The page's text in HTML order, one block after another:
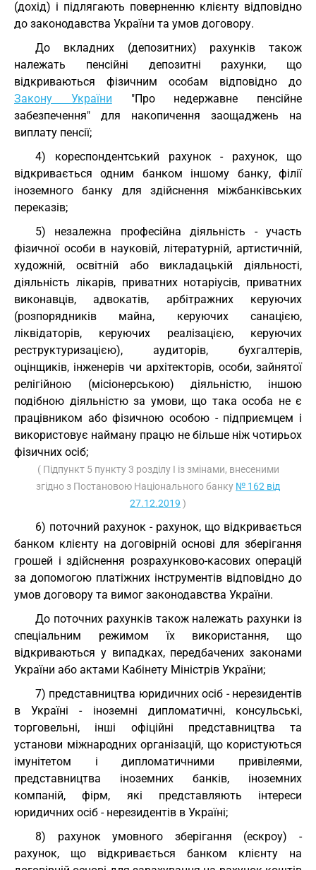
(дохід) і підлягають поверненню клієнту відповідно
до законодавства України та умов договору.
До вкладних (депозитних) рахунків також
належать пенсійні депозитні рахунки, що
відкриваються фізичним особам відповідно до
Закону України "Про недержавне пенсійне
забезпечення" для накопичення заощаджень на
виплату пенсії;
4) кореспондентський рахунок - рахунок, що
відкривається одним банком іншому банку, філії
іноземного банку для здійснення міжбанківських
переказів;
5) незалежна професійна діяльність - участь
фізичної особи в науковій, літературній, артистичній,
художній, освітній або викладацькій діяльності,
діяльність лікарів, приватних нотаріусів, приватних
виконавців, адвокатів, арбітражних керуючих
(розпорядників майна, керуючих санацією,
ліквідаторів, керуючих реалізацією, керуючих
реструктуризацією), аудиторів, бухгалтерів,
оцінщиків, інженерів чи архітекторів, особи, зайнятої
релігійною (місіонерською) діяльністю, іншою
подібною діяльністю за умови, що така особа не є
працівником або фізичною особою - підприємцем і
використовує найману працю не більше ніж чотирьох
фізичних осіб;
( Підпункт 5 пункту 3 розділу I із змінами, внесеними
згідно з Постановою Національного банку № 162 від
27.12.2019 )
6) поточний рахунок - рахунок, що відкривається
банком клієнту на договірній основі для зберігання
грошей і здійснення розрахунково-касових операцій
за допомогою платіжних інструментів відповідно до
умов договору та вимог законодавства України.
До поточних рахунків також належать рахунки із
спеціальним режимом їх використання, що
відкриваються у випадках, передбачених законами
України або актами Кабінету Міністрів України;
7) представництва юридичних осіб - нерезидентів
в Україні - іноземні дипломатичні, консульські,
торговельні, інші офіційні представництва та
установи міжнародних організацій, що користуються
імунітетом і дипломатичними привілеями,
представництва іноземних банків, іноземних
компаній, фірм, які представляють інтереси
юридичних осіб - нерезидентів в Україні;
8) рахунок умовного зберігання (ескроу) -
рахунок, що відкривається банком клієнту на